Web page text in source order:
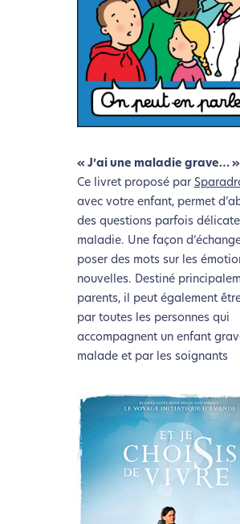
Nous avons développé ce site
d’une démarche forte
Si vous aussi vous souhaitez
les besoins énergétiques
navigation, vous pouvezle parcourir
l’écoconception.
Merci pour votre
Activer le Mode Eco
« J’ai une maladie grave… »
Ce livret proposé par
avec votre enfant, permet
des questions parfois
maladie. Une façon
poser des mots sur les
nouvelles. Destiné
parents, il peut également
par toutes les personnes qui
accompagnent un enfant
malade et par les soignants